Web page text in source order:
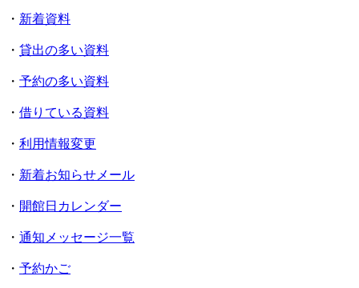
・ 新着資料
・ 貸出の多い資料
・ 予約の多い資料
・ 借りている資料
・ 利用情報変更
・ 新着お知らせメール
・ 開館日カレンダー
・ 通知メッセージ一覧
・ 予約かご